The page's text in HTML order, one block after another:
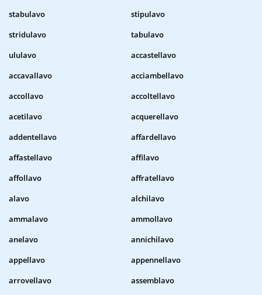
stabulavo
stipulavo
stridulavo
tabulavo
ululavo
accastellavo
accavallavo
acciambellavo
accollavo
accoltellavo
acetilavo
acquerellavo
addentellavo
affardellavo
affastellavo
affilavo
affollavo
affratellavo
alavo
alchilavo
ammalavo
ammollavo
anelavo
annichilavo
appellavo
appennellavo
arrovellavo
assemblavo